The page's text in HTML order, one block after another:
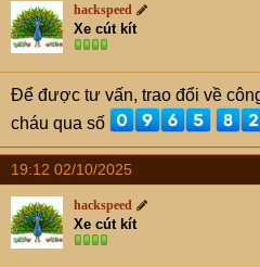
hackspeed
Xe cút kít
Để được tư vấn, trao đổi về
cháu qua số
19:12 02/10/2025
hackspeed
Xe cút kít